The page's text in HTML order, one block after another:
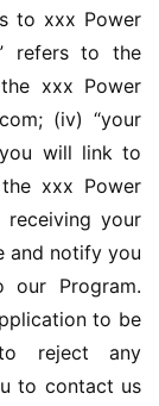
to xxx Power
refers to the
xxx Power
(iv) “your
will link to
xxx Power
receiving your
and notify you
Program.
to be
reject any
to contact us